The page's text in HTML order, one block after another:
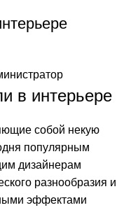
в интерьере
собой некую
популярным
дизайнерам
разнообразия и
эффектами